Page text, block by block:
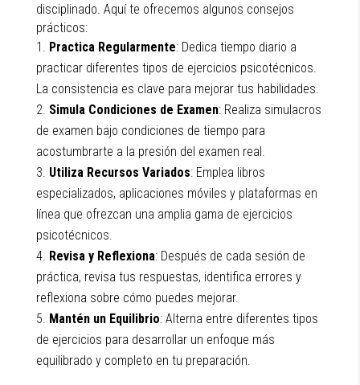
disciplinado. Aquí te ofrecemos algunos consejos
prácticos:
Practica Regularmente: Dedica tiempo diario a
practicar diferentes tipos de ejercicios psicotécnicos.
La consistencia es clave para mejorar tus habilidades.
Simula Condiciones de Examen: Realiza simulacros
de examen bajo condiciones de tiempo para
acostumbrarte a la presión del examen real.
Utiliza Recursos Variados: Emplea libros
especializados, aplicaciones móviles y plataformas en
línea que ofrezcan una amplia gama de ejercicios
psicotécnicos.
Revisa y Reflexiona: Después de cada sesión de
práctica, revisa tus respuestas, identifica errores y
reflexiona sobre cómo puedes mejorar.
Mantén un Equilibrio: Alterna entre diferentes tipos
de ejercicios para desarrollar un enfoque más
equilibrado y completo en tu preparación.